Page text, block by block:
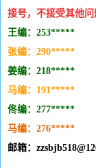
接号，不接受其他问
王编：253*****
张编：290*****
姜编：218*****
马编：191*****
佟编：277*****
马编：276*****
邮箱：